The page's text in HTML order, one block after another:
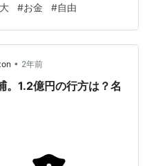
ー業務報酬名目で大学に
元理事長へ還流させてい
信用を重んじるものだ
いう最もしてはいけない
ら金融リテラシーがあり
のめり込むと…
#お金 #自由
• 2年前
。1.2億円の行方は？名